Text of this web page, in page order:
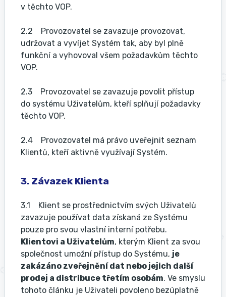
v těchto VOP.
2.2 Provozovatel se zavazuje provozovat,
udržovat a vyvíjet Systém tak, aby byl plně
funkční a vyhovoval všem požadavkům těchto
VOP.
2.3 Provozovatel se zavazuje povolit přístup
do systému Uživatelům, kteří splňují požadavky
těchto VOP.
2.4 Provozovatel má právo uveřejnit seznam
Klientů, kteří aktivně využívají Systém.
3. Závazek Klienta
3.1 Klient se prostřednictvím svých Uživatelů
zavazuje používat data získaná ze Systému
pouze pro svou vlastní interní potřebu.
Klientovi a Uživatelům, kterým Klient za svou
společnost umožní přístup do Systému, je
zakázáno zveřejnění dat nebo jejich další
prodej a distribuce třetím osobám. Ve smyslu
tohoto článku je Uživateli povoleno bezúplatně